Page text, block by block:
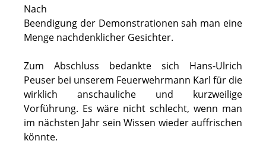
Nach
Beendigung der Demonstrationen sah man eine
Menge nachdenklicher Gesichter.
Zum Abschluss bedankte sich Hans-Ulrich
Peuser bei unserem Feuerwehrmann Karl für die
wirklich anschauliche und kurzweilige
Vorführung. Es wäre nicht schlecht, wenn man
im nächsten Jahr sein Wissen wieder auffrischen
könnte.